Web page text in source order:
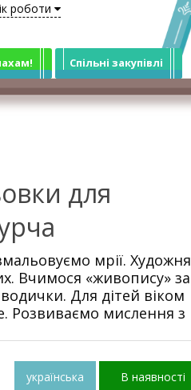
роботи
Спільні закупівлі
для
мрії. Художня
Вчимося «живопису» за
Для дітей віком
Розвиваємо мислення з
українська
В наявності